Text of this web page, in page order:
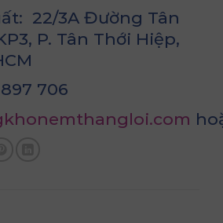
22/3A Đường Tân
P. Tân Thới Hiệp,
706